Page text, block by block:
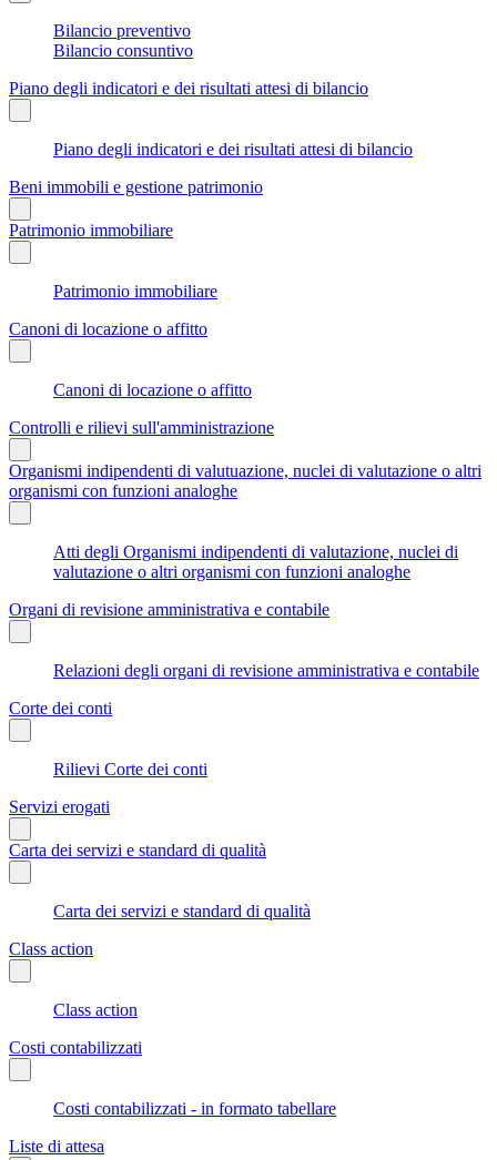
Bilancio preventivo
Bilancio consuntivo
Piano degli indicatori e dei risultati attesi di bilancio
Piano degli indicatori e dei risultati attesi di bilancio
Beni immobili e gestione patrimonio
Patrimonio immobiliare
Patrimonio immobiliare
Canoni di locazione o affitto
Canoni di locazione o affitto
Controlli e rilievi sull'amministrazione
Organismi indipendenti di valutuazione, nuclei di valutazione o altri
organismi con funzioni analoghe
Atti degli Organismi indipendenti di valutazione, nuclei di
valutazione o altri organismi con funzioni analoghe
Organi di revisione amministrativa e contabile
Relazioni degli organi di revisione amministrativa e contabile
Corte dei conti
Rilievi Corte dei conti
Servizi erogati
Carta dei servizi e standard di qualità
Carta dei servizi e standard di qualità
Class action
Class action
Costi contabilizzati
Costi contabilizzati - in formato tabellare
Liste di attesa